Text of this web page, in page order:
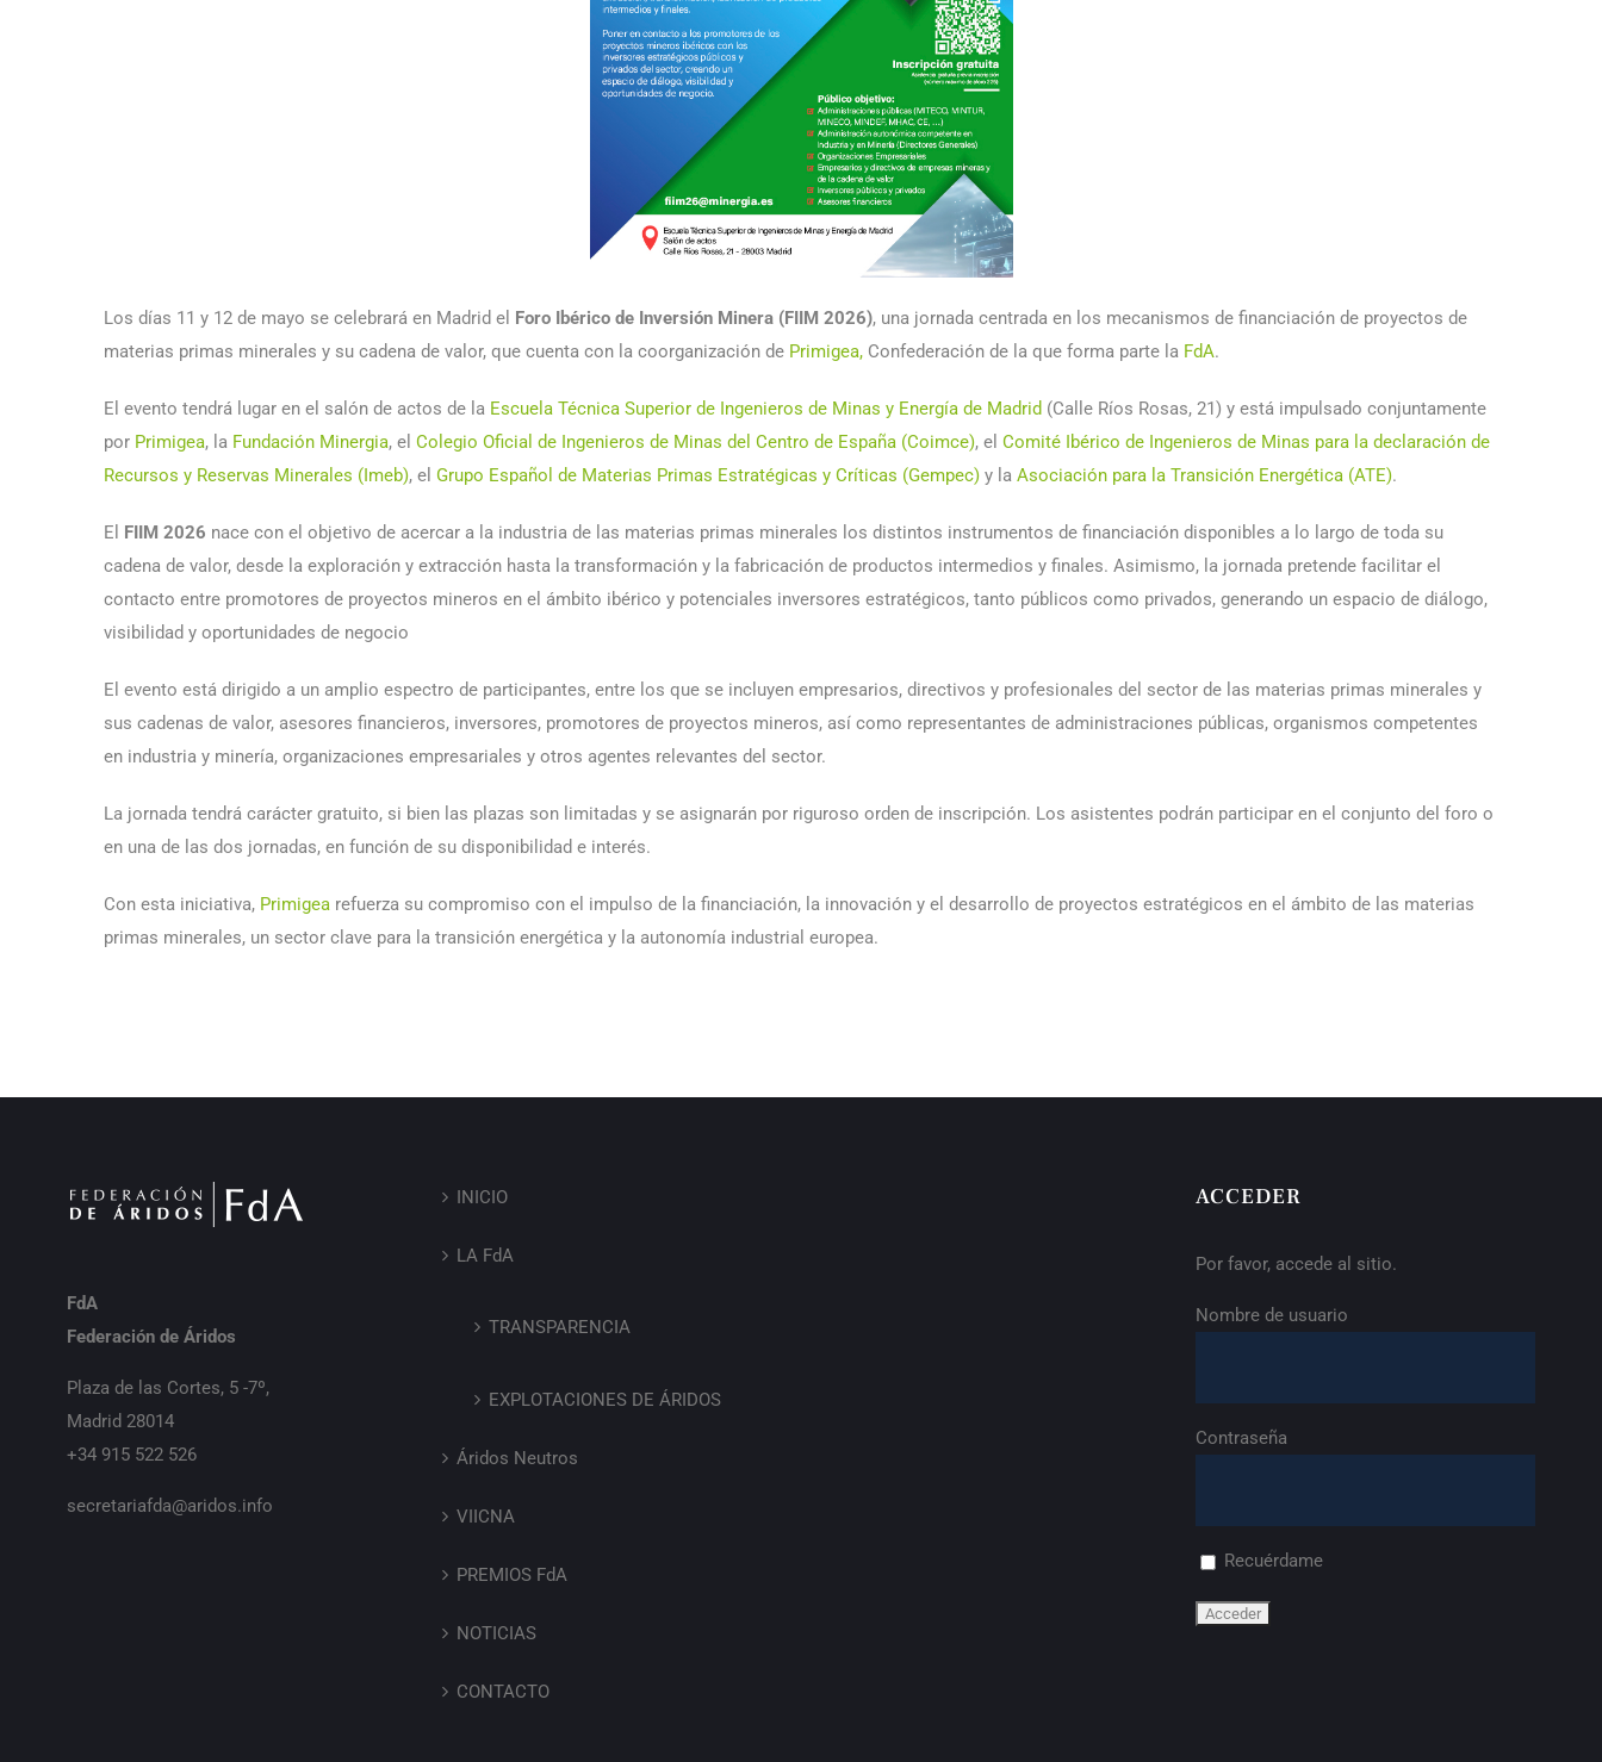
Los días 11 y 12 de mayo se celebrará en Madrid el Foro Ibérico de Inversión Minera (FIIM 2026), una jornada centrada en los mecanismos de financiación de proyectos de
materias primas minerales y su cadena de valor, que cuenta con la coorganización de Primigea, Confederación de la que forma parte la FdA.
El evento tendrá lugar en el salón de actos de la Escuela Técnica Superior de Ingenieros de Minas y Energía de Madrid (Calle Ríos Rosas, 21) y está impulsado conjuntamente
por Primigea, la Fundación Minergia, el Colegio Oficial de Ingenieros de Minas del Centro de España (Coimce), el Comité Ibérico de Ingenieros de Minas para la declaración de
Recursos y Reservas Minerales (Imeb), el Grupo Español de Materias Primas Estratégicas y Críticas (Gempec) y la Asociación para la Transición Energética (ATE).
El FIIM 2026 nace con el objetivo de acercar a la industria de las materias primas minerales los distintos instrumentos de financiación disponibles a lo largo de toda su
cadena de valor, desde la exploración y extracción hasta la transformación y la fabricación de productos intermedios y finales. Asimismo, la jornada pretende facilitar el
contacto entre promotores de proyectos mineros en el ámbito ibérico y potenciales inversores estratégicos, tanto públicos como privados, generando un espacio de diálogo,
visibilidad y oportunidades de negocio
El evento está dirigido a un amplio espectro de participantes, entre los que se incluyen empresarios, directivos y profesionales del sector de las materias primas minerales y
sus cadenas de valor, asesores financieros, inversores, promotores de proyectos mineros, así como representantes de administraciones públicas, organismos competentes
en industria y minería, organizaciones empresariales y otros agentes relevantes del sector.
La jornada tendrá carácter gratuito, si bien las plazas son limitadas y se asignarán por riguroso orden de inscripción. Los asistentes podrán participar en el conjunto del foro o
en una de las dos jornadas, en función de su disponibilidad e interés.
Con esta iniciativa, Primigea refuerza su compromiso con el impulso de la financiación, la innovación y el desarrollo de proyectos estratégicos en el ámbito de las materias
primas minerales, un sector clave para la transición energética y la autonomía industrial europea.
FdA
Federación de Áridos
Plaza de las Cortes, 5 -7º,
Madrid 28014
+34 915 522 526
secretariafda@aridos.info
INICIO
LA FdA
TRANSPARENCIA
EXPLOTACIONES DE ÁRIDOS
Áridos Neutros
VIICNA
PREMIOS FdA
NOTICIAS
CONTACTO
ACCEDER
Por favor, accede al sitio.
Nombre de usuario
Contraseña
Recuérdame